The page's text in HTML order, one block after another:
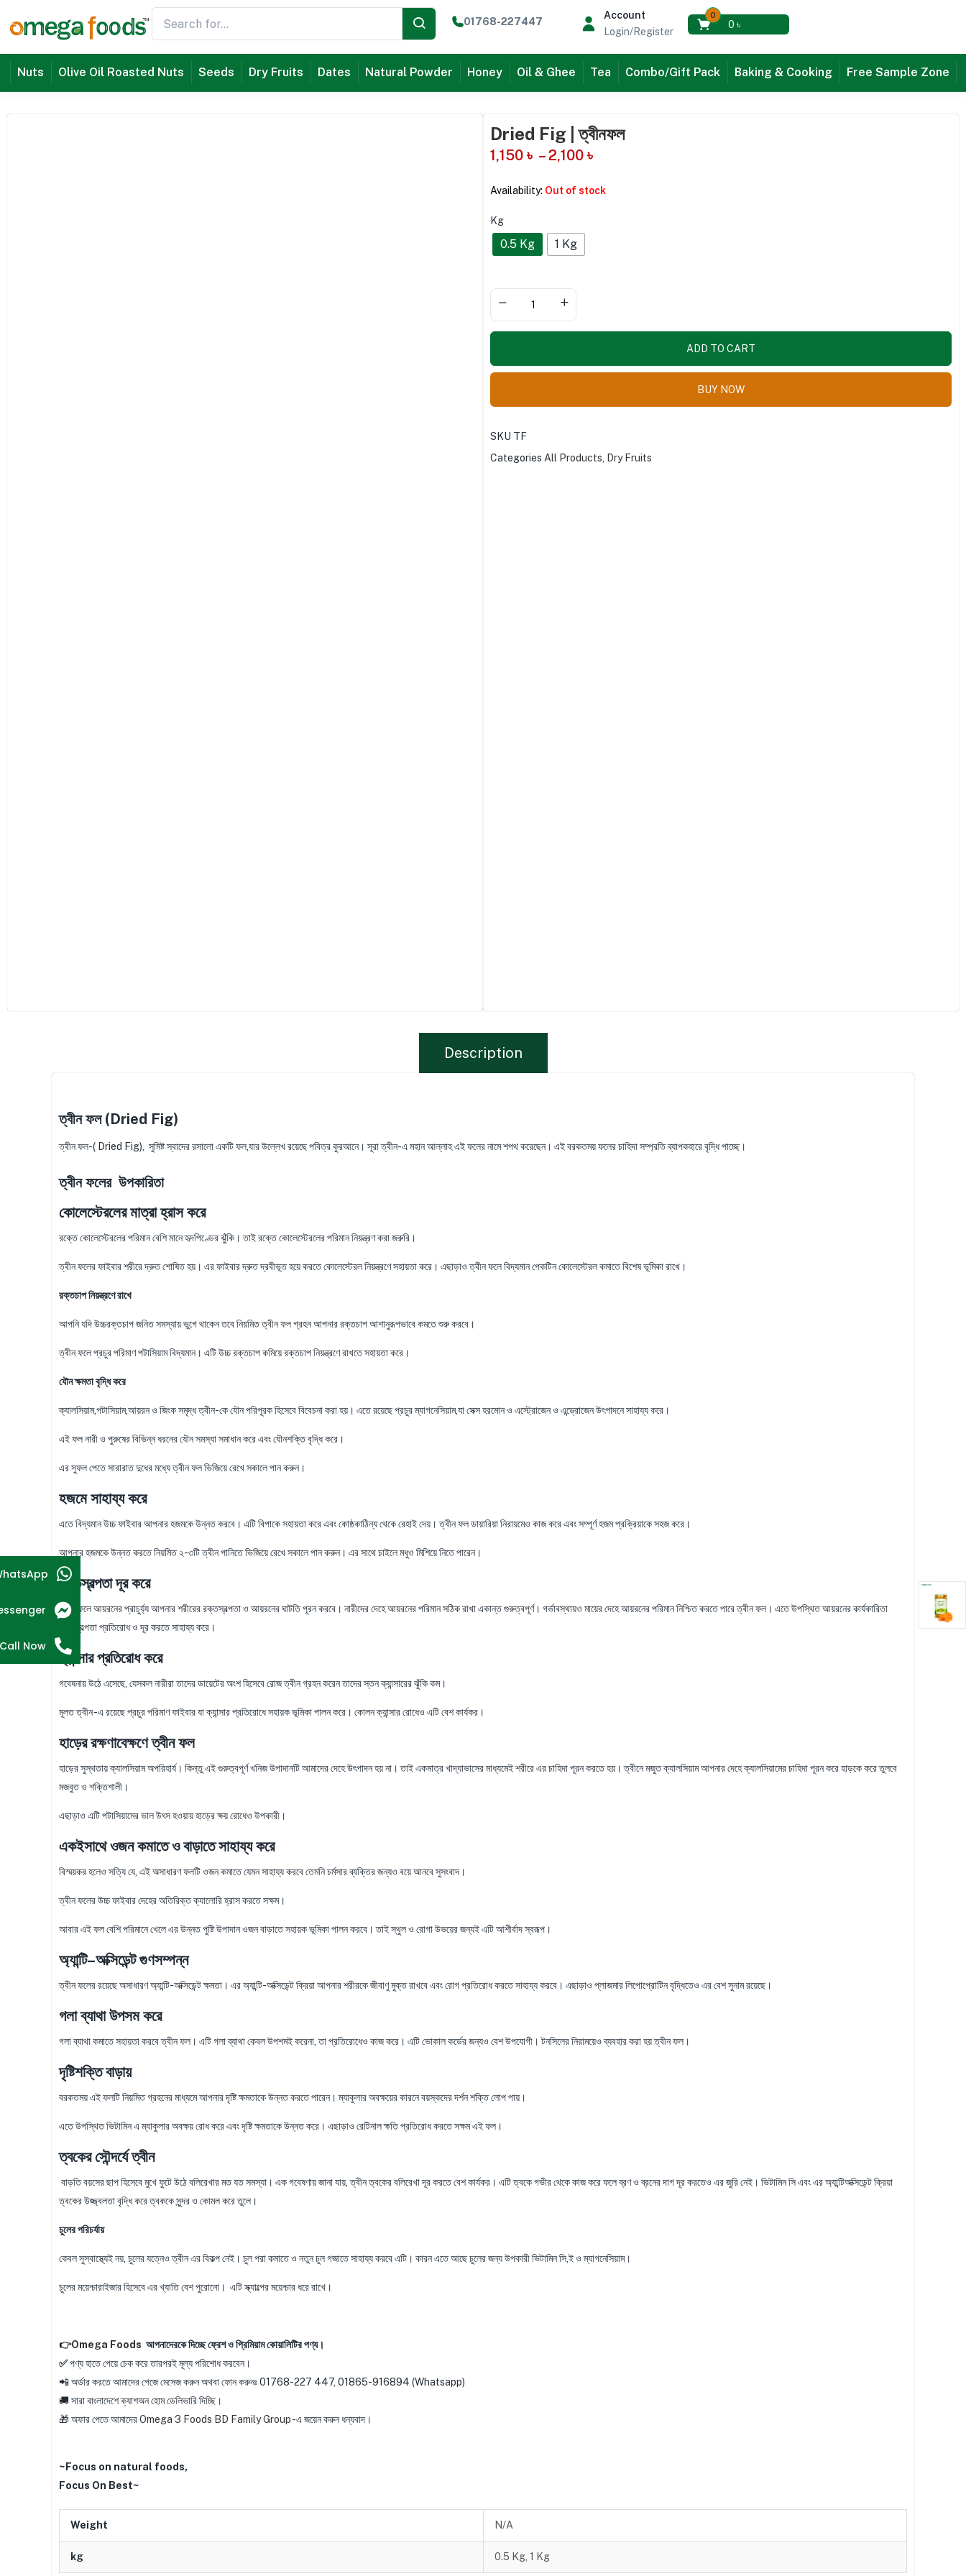
01768-227447
Account
Login/Register
0
0 ৳
Nuts Olive Oil Roasted Nuts Seeds Dry Fruits Dates Natural Powder Honey Oil & Ghee Tea Combo/Gift Pack Baking & Cooking Free Sample Zone
Dried Fig | ত্বীনফল
1,150 ৳ – 2,100 ৳
Availability: Out of stock
Kg
0.5 Kg 1 Kg
ADD TO CART
BUY NOW
SKU TF
Categories All Products Dry Fruits
Description
ত্বীন ফল (Dried Fig)
ত্বীন ফল-( Dried Fig), সুমিষ্ট স্বাদের রসালো একটি ফল,যার উল্লেখ রয়েছে পবিত্র কুরআনে। সূরা ত্বীন-এ মহান আল্লাহ এই ফলের নামে শপথ করেছেন। এই বরকতময় ফলের চাহিদা সম্প্রতি ব্যাপকহারে বৃদ্ধি পাচ্ছে।
ত্বীন ফলের উপকারিতা
কোলেস্টেরলের মাত্রা হ্রাস করে
রক্তে কোলেস্টেরলের পরিমান বেশি মানে হৃদপিণ্ডের ঝুঁকি। তাই রক্তে কোলেস্টেরলের পরিমান নিয়ন্ত্রণ করা জরুরি।
ত্বীন ফলের ফাইবার শরীরে দ্রুত শোষিত হয়। এর ফাইবার দ্রুত দ্রবীভূত হয়ে করতে কোলেস্টেরল নিয়ন্ত্রণে সহায়তা করে। এছাড়াও ত্বীন ফলে বিদ্যমান পেকটিন কোলেস্টেরল কমাতে বিশেষ ভূমিকা রাখে।
রক্তচাপ নিয়ন্ত্রণে রাখে
আপনি যদি উচ্চরক্তচাপ জনিত সমস্যায় ভুগে থাকেন তবে নিয়মিতত্বীন ফলগ্রহন আপনার রক্তচাপ আশানুরূপভাবে কমতে শুরু করবে।
ত্বীন ফলে প্রচুর পরিমাণ পটাসিয়াম বিদ্যমান। এটি উচ্চ রক্তচাপ কমিয়ে রক্তচাপ নিয়ন্ত্রণে রাখতে সহায়তা করে।
যৌন ক্ষমতা বৃদ্ধি করে
ক্যালসিয়াম,পটাসিয়াম,আয়রন ও জিংক সমৃদ্ধ ত্বীন-কে যৌন পরিপূরক হিসেবে বিবেচনা করা হয়। এতে রয়েছে প্রচুর ম্যাগনেসিয়াম,যা সেক্স হরমোন ও এস্ট্রোজেন ও এন্ড্রোজেন উৎপাদনে সাহায্য করে।
এই ফল নারী ও পুরুষের বিভিন্ন ধরনের যৌন সমস্যা সমাধান করে এবং যৌনশক্তি বৃদ্ধি করে।
এর সুফল পেতে সারারাত দুধের মধ্যে ত্বীন ফল ভিজিয়ে রেখে সকালে পান করুন।
হজমে সাহায্য করে
এতে বিদ্যমান উচ্চ ফাইবার আপনার হজমকে উন্নত করবে। এটি বিপাকে সহায়তা করে এবং কোষ্ঠকাঠিন্য থেকে রেহাই দেয়। ত্বীন ফল ডায়ারিয়া নিরায়মেও কাজ করে এবং সম্পূর্ণ হজম প্রক্রিয়াকে সহজ করে।
আপনার হজমকে উন্নত করতে নিয়মিত ২-৩টি ত্বীন পানিতে ভিজিয়ে রেখে সকালে পান করুন। এর সাথে চাইলে মধুও মিশিয়ে নিতে পারেন।
রক্তস্বল্পতা দূর করে
ত্বীন ফলে আয়রনের প্রাচুর্য্য আপনার শরীরের রক্তস্বল্পতা ও আয়রনের ঘাটতি পূরন করবে। নারীদের দেহে আয়রনের পরিমান সঠিক রাখা একান্ত গুরুত্বপূর্ণ। গর্ভাবস্থায়ও মায়ের দেহে আয়রনের পরিমান নিশ্চিত করতে পারে ত্বীন ফল। এতে উপস্থিত আয়রনের কার্যকারিতা
রক্তস্বল্পতা প্রতিরোধ ও দূর করতে সাহায্য করে।
ক্যান্সার প্রতিরোধ করে
গবেষনায় উঠে এসেছে, যেসকল নারীরা তাদের ডায়েটের অংশ হিসেবে রোজ ত্বীন গ্রহন করেন তাদের স্তন ক্যান্সারের ঝুঁকি কম।
মূলত ত্বীন -এ রয়েছে প্রচুর পরিমাণ ফাইবার যা ক্যান্সার প্রতিরোধে সহায়ক ভূমিকা পালন করে। কোলন ক্যান্সার রোধেও এটি বেশ কার্যকর।
হাড়ের রক্ষণাবেক্ষণে ত্বীন ফল
হাড়ের সুস্থতায় ক্যালসিয়াম অপরিহার্য। কিন্তু এই গুরুত্বপূর্ণ খনিজ উপাদানটি আমাদের দেহে উৎপাদন হয় না। তাই একমাত্র খাদ্যাভাসের মাধ্যমেই শরীরে এর চাহিদা পূরন করতে হয়। ত্বীনে মজুত ক্যালসিয়াম আপনার দেহে ক্যালসিয়ামের চাহিদা পূরন করে হাড়কে করে তুলবে
মজবুত ও শক্তিশালী।
এছাড়াও এটি পটাসিয়ামের ভাল উৎস হওয়ায় হাড়ের ক্ষয় রোধেও উপকারী।
একইসাথে ওজন কমাতে ও বাড়াতে সাহায্য করে
বিস্ময়কর হলেও সত্যি যে, এই অসাধারণ ফলটি ওজন কমাতে যেমন সাহায্য করবে তেমনি চর্মসার ব্যক্তির জন্যও বয়ে আনবে সুসংবাদ।
ত্বীন ফলের উচ্চ ফাইবার দেহের অতিরিক্ত ক্যালোরি হ্রাস করতে সক্ষম।
আবার এই ফল বেশি পরিমানে খেলে এর উন্নত পুষ্টি উপাদান ওজন বাড়াতে সহায়ক ভূমিকা পালন করবে। তাই স্থুল ও রোগা উভয়ের জন্যই এটি আশীর্বাদ স্বরূপ।
অ্যান্টি–অক্সিডেন্ট গুণসম্পন্ন
ত্বীন ফলের রয়েছে অসাধারণ অ্যান্টি-অক্সিডেন্ট ক্ষমতা। এর অ্যান্টি-অক্সিডেন্ট ক্রিয়া আপনার শরীরকে জীবাণু মুক্ত রাখবে এবং রোগ প্রতিরোধ করতে সাহায্য করবে। এছাড়াও প্লাজমার লিপোপ্রোটিন বৃদ্ধিতেও এর বেশ সুনাম রয়েছে।
গলা ব্যাথা উপসম করে
গলা ব্যাথা কমাতে সহায়তা করবে ত্বীন ফল। এটি গলা ব্যাথা কেবল উপশমই করেনা, তা প্রতিরোধেও কাজ করে। এটি ভোকাল কর্ডের জন্যও বেশ উপযোগী। টনসিলের নিরাময়েও ব্যবহার করা হয় ত্বীন ফল।
দৃষ্টিশক্তি বাড়ায়
বরকতময় এই ফলটি নিয়মিত গ্রহনের মাধ্যমে আপনার দৃষ্টি ক্ষমতাকে উন্নত করতে পারেন। ম্যাকুলার অবক্ষয়ের কারনে বয়স্কদের দর্শন শক্তি লোপ পায়।
এতে উপস্থিত ভিটামিন এ ম্যাকুলার অবক্ষয় রোধ করে এবং দৃষ্টি ক্ষমতাকে উন্নত করে। এছাড়াও রেটিনাল ক্ষতি প্রতিরোধ করতে সক্ষম এই ফল।
ত্বকের সৌন্দর্যে ত্বীন
বাড়তি বয়সের ছাপ হিসেবে মুখে ফুটে উঠে বলিরেখার মত যত সমস্যা। এক গবেষণায় জানা যায়, ত্বীন ত্বকের বলিরেখা দূর করতে বেশ কার্যকর। এটি ত্বকে গভীর থেকে কাজ করে ফলে ব্রণ ও ব্রনের দাগ দূর করতেও এর জুরি নেই। ভিটামিন সি এবং এর অ্যান্টিঅক্সিডেন্ট ক্রিয়া
ত্বকের উজ্জ্বলতা বৃদ্ধি করে ত্বককে সুন্দর ও কোমল করে তুলে।
চুলের পরিচর্যায়
কেবল সুস্বাস্থ্যেই নয়, চুলের যত্নেও ত্বীন এর বিকল্প নেই। চুল পরা কমাতে ও নতুন চুল গজাতে সাহায্য করবে এটি। কারন এতে আছে চুলের জন্য উপকারী ভিটামিন সি,ই ও ম্যাগনেসিয়াম।
চুলের ময়েশ্চারাইজার হিসেবে এর খ্যাতি বেশ পুরোনো। এটি স্ক্যাল্পের ময়েশ্চার ধরে রাখে।
👉Omega Foods আপনাদেরকে দিচ্ছে ফ্রেশ ও প্রিমিয়াম কোয়ালিটির পণ্য।
✅পণ্য হাতে পেয়ে চেক করে তারপরই মূল্য পরিশোধ করবেন।
📲 অর্ডার করতে আমাদের পেজে মেসেজ করুন অথবা ফোন করুনঃ 01768-227 447, 01865-916894 (Whatsapp)
🚚 সারা বাংলাদেশে ক্যাশঅন হোম ডেলিভারি দিচ্ছি।
🎁 অফার পেতে আমাদেরOmega 3 Foods BD Family Group-এ জয়েন করুন ধন্যবাদ।
~Focus on natural foods,
Focus On Best~
Weight N/A
kg 0.5 Kg, 1 Kg
Call Now